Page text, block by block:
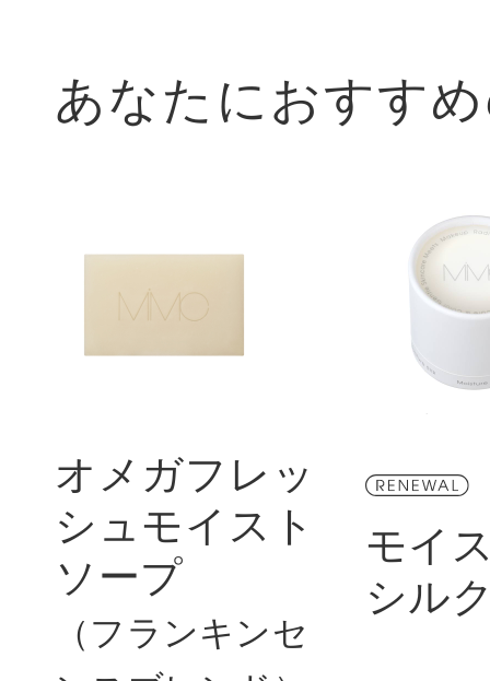
あなたにおすす
オメガフレッ
シュモイスト
ソープ
（フランキンセ
モイ
シル